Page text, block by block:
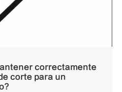
correctamente
corte para un